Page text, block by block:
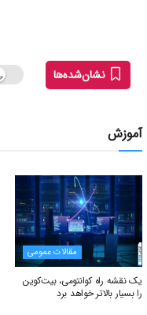
نشان‌شده‌ها
آموزش
مقالات عمومی
یک نقشه راه کوانتومی، بیت‌کوین
را بسیار بالاتر خواهد برد